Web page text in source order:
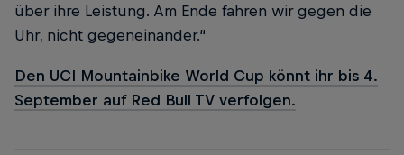
über ihre Leistung. Am Ende fahren wir gegen die
Uhr, nicht gegeneinander.“
Den UCI Mountainbike World Cup könnt ihr bis 4.
September auf Red Bull TV verfolgen.